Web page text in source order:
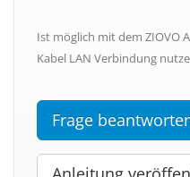
Ist möglich mit dem ZIOVO
Kabel LAN Verbindung
Frage